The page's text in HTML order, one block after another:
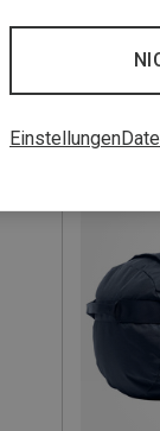
Einstellungen